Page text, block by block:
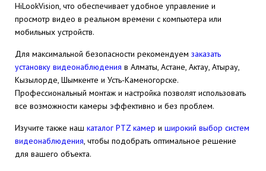
HiLookVision, что обеспечивает удобное управление и
просмотр видео в реальном времени с компьютера или
мобильных устройств.
Для максимальной безопасности рекомендуем заказать
установку видеонаблюдения в Алматы, Астане, Актау, Атырау,
Кызылорде, Шымкенте и Усть-Каменогорске.
Профессиональный монтаж и настройка позволят использовать
все возможности камеры эффективно и без проблем.
Изучите также наш каталог PTZ камер и широкий выбор систем
видеонаблюдения, чтобы подобрать оптимальное решение
для вашего объекта.